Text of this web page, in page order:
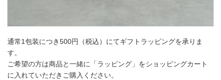
通常1包装につき500円（税込）にてギフトラッピングを承りま
す。
ご希望の方は商品と一緒に「ラッピング」をショッピングカート
に入れていただきご購入ください。